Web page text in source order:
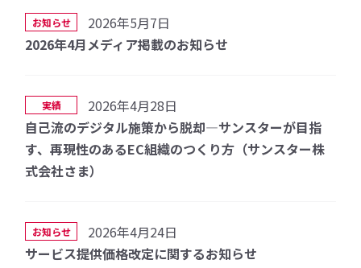
お知らせ
2026年5月7日
2026年4月メディア掲載のお知らせ
実績
2026年4月28日
自己流のデジタル施策から脱却—サンスターが目指
す、再現性のあるEC組織のつくり方（サンスター株
式会社さま）
お知らせ
2026年4月24日
サービス提供価格改定に関するお知らせ